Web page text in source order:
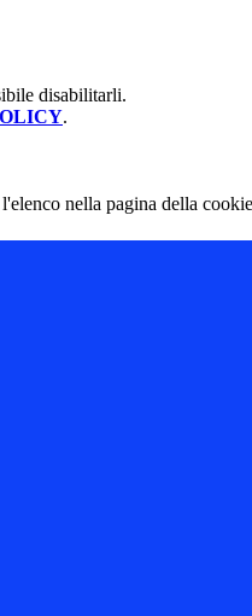
disabilitarli.
.
nella pagina della